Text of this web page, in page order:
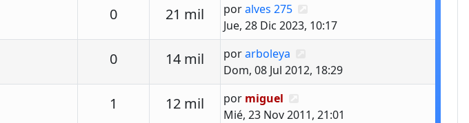
0Respuestas
21 mil Vistas
Último mensaje
poralves 275
Jue, 28 Dic 2023, 10:17
0Respuestas
14 mil Vistas
Último mensaje
porarboleya
Dom, 08 Jul 2012, 18:29
1 Respuestas
12 mil Vistas
Último mensaje
por miguel
Mié, 23 Nov 2011, 21:01